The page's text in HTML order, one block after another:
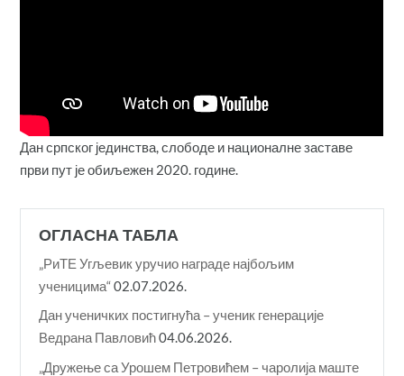
Дан српског јединства, слободе и националне заставе
први пут је обиљежен 2020. године.
ОГЛАСНА ТАБЛА
„РиТЕ Угљевик уручио награде најбољим
ученицима“02.07.2026.
Дан ученичких постигнућа – ученик генерације
Ведрана Павловић04.06.2026.
„Дружење са Урошем Петровићем – чаролија маште